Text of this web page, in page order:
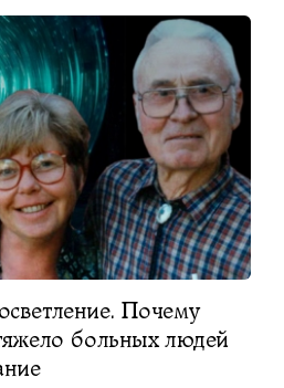
Почему
больных людей